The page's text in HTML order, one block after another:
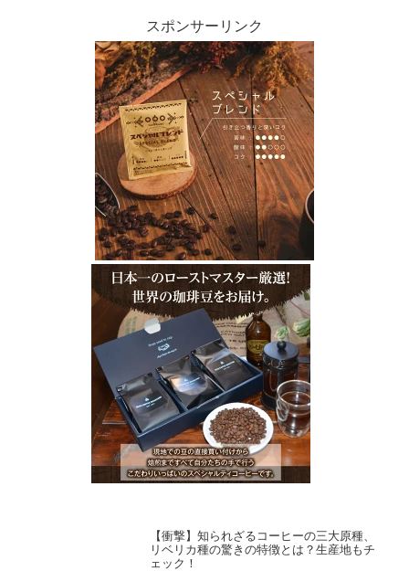
スポンサーリンク
【衝撃】知られざるコーヒーの三大原種、
リベリカ種の驚きの特徴とは？生産地もチ
ェック！